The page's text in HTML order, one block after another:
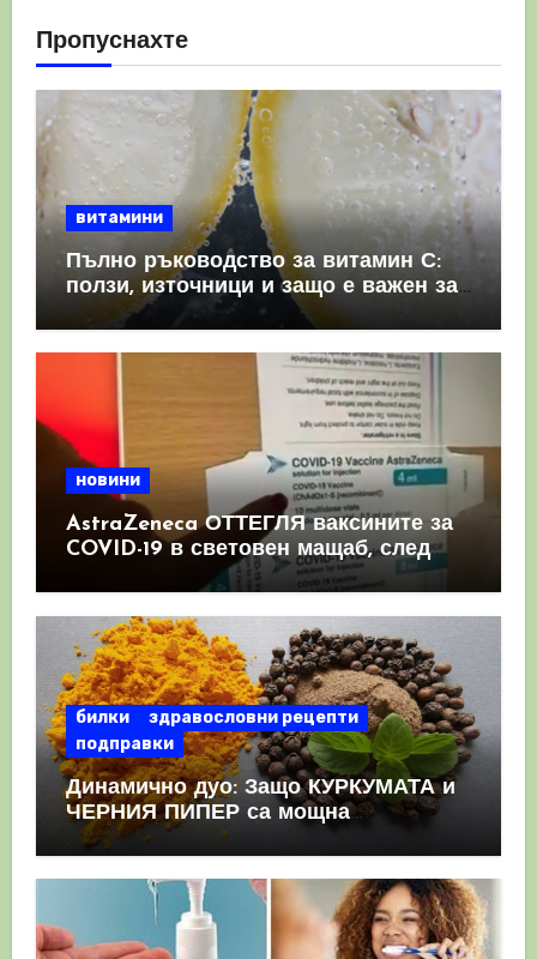
Пропуснахте
витамини
Пълно ръководство за витамин С:
ползи, източници и защо е важен за
имунната система
новини
AstraZeneca ОТТЕГЛЯ ваксините за
COVID-19 в световен мащаб, след
като призна, че те причиняват
билки
здравословни рецепти
подправки
Динамично дуо: Защо КУРКУМАТА и
ЧЕРНИЯ ПИПЕР са мощна
комбинация